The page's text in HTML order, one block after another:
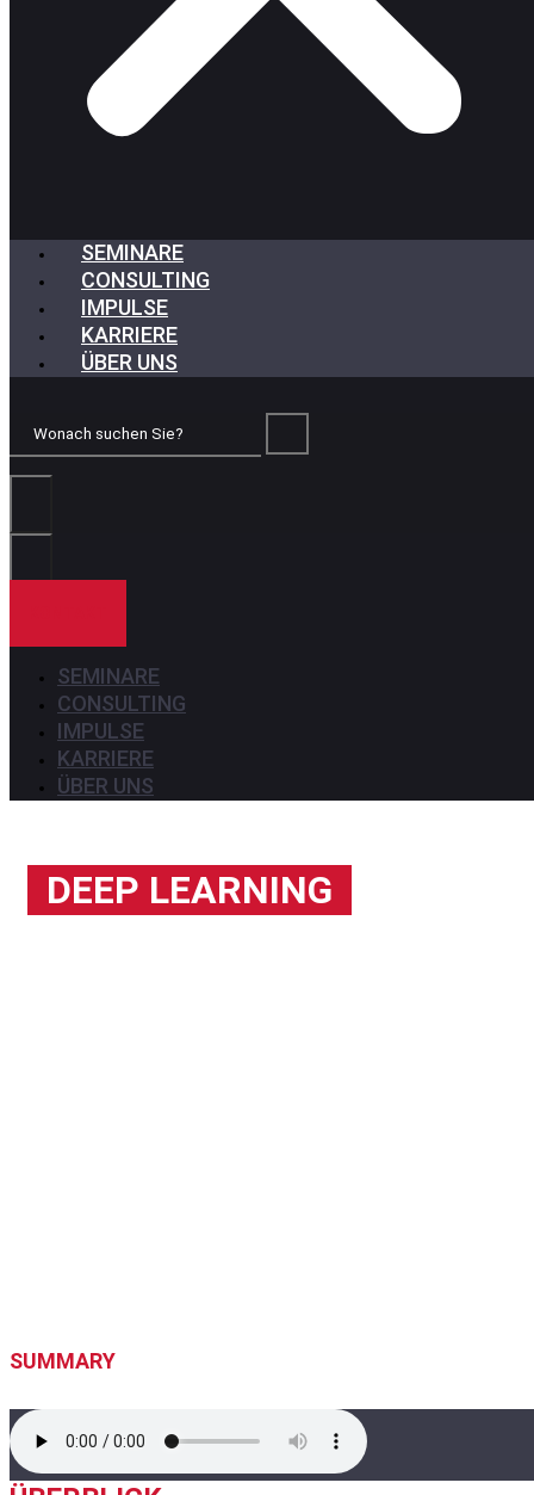
SEMINARE
CONSULTING
IMPULSE
KARRIERE
ÜBER UNS
Wonach
Sie?
SEMINARE
CONSULTING
IMPULSE
KARRIERE
ÜBER UNS
DEEP LEARNING
SUMMARY